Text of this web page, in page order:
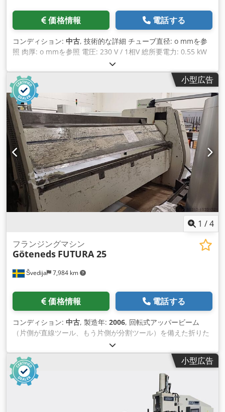
価格情報 電話する
コンディション: 中古, 技術的な詳細 チューブ直径: o mmを参
照 肉厚: o mmを参照 電圧: 230 V / 1相V 総所要電力: 0.55 kW
機械重量 約56 kg Dcedpfxeu Icu Sj Ablok 寸法 長さ x 幅 x 高
さ: 0.45 x 0.37 x 0.35 m 油圧ライン - EOパイプ用プレマウン
ティング装置 油圧ラインのフレア継手の圧着に使用します。
スチール（ST 35.4 NBK、またはST 37.4 NBK、またはST 52.4
NBK）、ステンレススチール（1.4571/1.4541/316Ti、または
類似品）、銅などの一般的な原材料の圧着。 圧力制御 本機に
は、Ø 14mm サイズのフレア加工ツールが装備されています。
操作圧力は可変です。 *
小型広告
1 /4
Švedija 7,984 km
フランジングマシン
Göteneds FUTURA 25
価格情報 電話する
コンディション: 中古, 製造年: 2006, 回転式アッパービーム
（片側が直線ツール、もう片側が分割ツール）を備えた折りた
たみマシン。 仕様 メーカー：Göteneds モデル： FUTURA 25
製造年： 2006年 長さ: 2 600 mm 曲げ厚さ： 2.5 mm リアサ
ポート：自動 2 000 mm 制御システム：プロリンク その他の
特徴：リアサポートにスチールホイール、折り曲げ速度調整可
能、曲率補正システム、クイックツールロック、ツール高さ
150 mm。 重量：4 290 kg 納期：注文後2ヶ月 Dedpfx Asrx N
U Hsbljck その他ご不明な点がございましたら、お気軽にお問
小型広告